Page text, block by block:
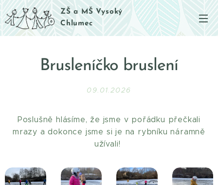
ZŠ a MŠ Vysoký
Chlumec
Brusleníčko bruslení
09.01.2026
Poslušně hlásíme, že jsme v pořádku přečkali
mrazy a dokonce jsme si je na rybníku náramně
užívali!